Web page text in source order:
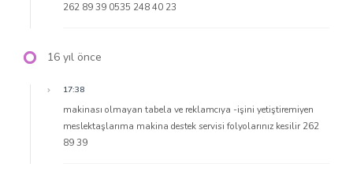
262 89 39 0535 248 40 23
16 yıl önce
17:38
makinası olmayan tabela ve reklamcıya -işini yetiştiremiyen
meslektaşlarıma makina destek servisi folyolarınız kesilir 262
89 39